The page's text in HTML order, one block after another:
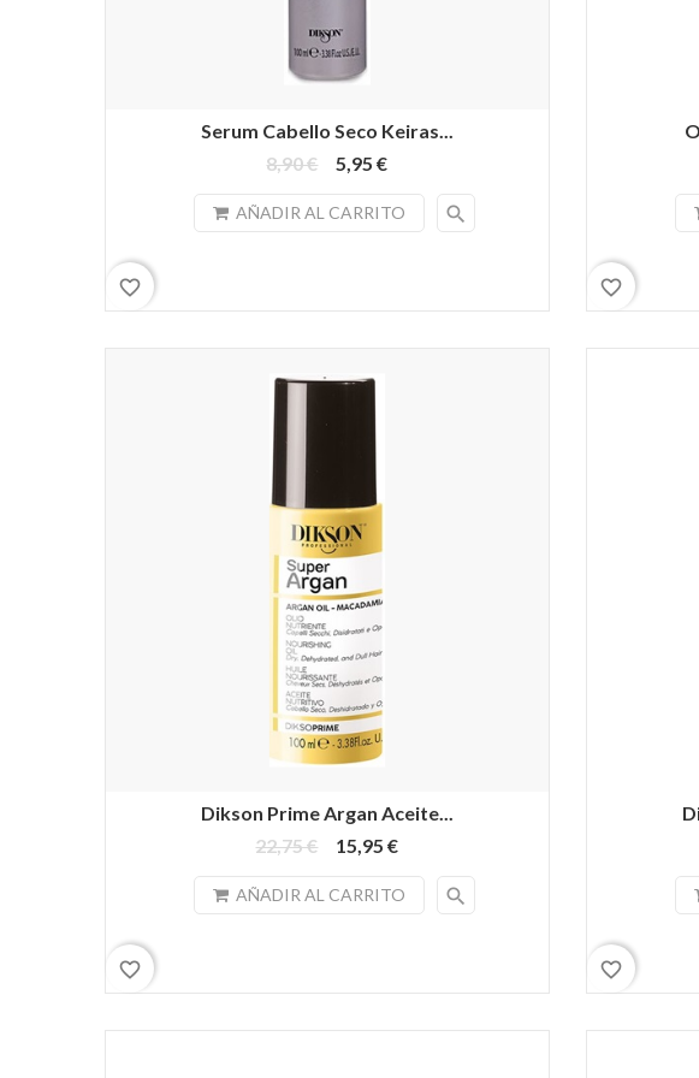
Serum Cabello Seco Keiras...
8,90 €
5,95 €
AÑADIR AL CARRITO search
favorite_border favorite_border
Dikson Prime Argan Aceite...
22,75 €
15,95 €
AÑADIR AL CARRITO search
favorite_border favorite_border